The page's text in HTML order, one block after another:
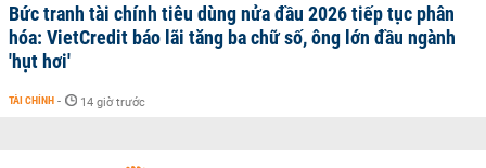
Bức tranh tài chính tiêu dùng nửa đầu 2026 tiếp tục phân
hóa: VietCredit báo lãi tăng ba chữ số, ông lớn đầu ngành
'hụt hơi'
TÀI CHÍNH - 14 giờ trước